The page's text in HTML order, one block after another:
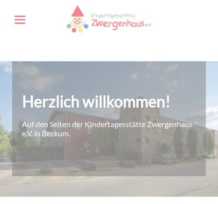
Herzlich willkommen!
Auf den Seiten der Kindertagesstätte Zwergenhaus
e.V. in Beckum.